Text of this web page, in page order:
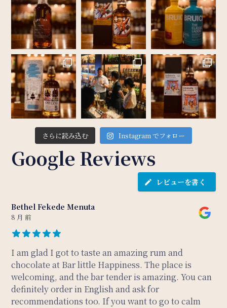
さらに読み込む Instagram でフォロー
Google Reviews
レビューを書く
Bethel Fekede Menuta
8 月 前
I am glad I got to taste an amazing rum and
chocolate at Bar little Happiness. The place is
welcoming, and the bar tender is amazing. You can
definitely order in English and ask for
recommendations too. If you want to go to calm